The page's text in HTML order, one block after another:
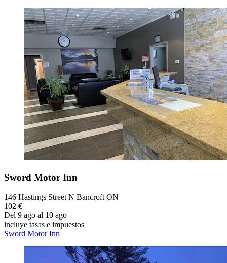
Sword Motor Inn
146 Hastings Street N Bancroft ON
102 €
Del 9 ago al 10 ago
incluye tasas e impuestos
Sword Motor Inn